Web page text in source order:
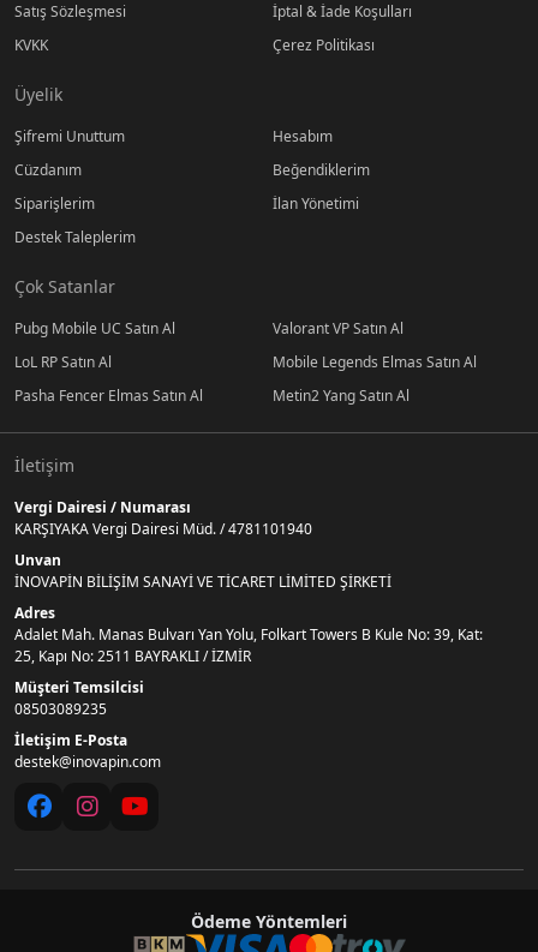
Satış Sözleşmesi
İptal & İade Koşulları
KVKK
Çerez Politikası
Üyelik
Şifremi Unuttum
Hesabım
Cüzdanım
Beğendiklerim
Siparişlerim
İlan Yönetimi
Destek Taleplerim
Çok Satanlar
Pubg Mobile UC Satın Al
Valorant VP Satın Al
LoL RP Satın Al
Mobile Legends Elmas Satın Al
Pasha Fencer Elmas Satın Al
Metin2 Yang Satın Al
İletişim
Vergi Dairesi / Numarası
KARŞIYAKA Vergi Dairesi Müd. / 4781101940
Unvan
İNOVAPİN BİLİŞİM SANAYİ VE TİCARET LİMİTED ŞİRKETİ
Adres
Adalet Mah. Manas Bulvarı Yan Yolu, Folkart Towers B Kule No: 39, Kat:
25, Kapı No: 2511 BAYRAKLI / İZMİR
Müşteri Temsilcisi
08503089235
İletişim E-Posta
destek@inovapin.com
Ödeme Yöntemleri